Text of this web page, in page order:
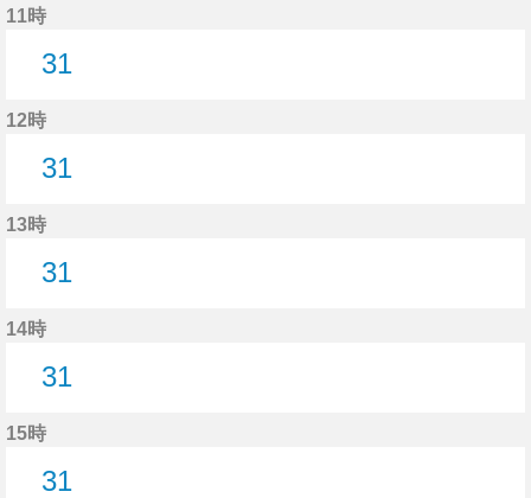
11時
31
12時
31
13時
31
14時
31
15時
31